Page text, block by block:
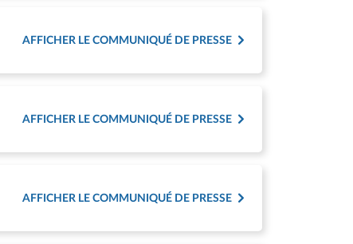
AFFICHER LE COMMUNIQUÉ DE PRESSE
AFFICHER LE COMMUNIQUÉ DE PRESSE
AFFICHER LE COMMUNIQUÉ DE PRESSE